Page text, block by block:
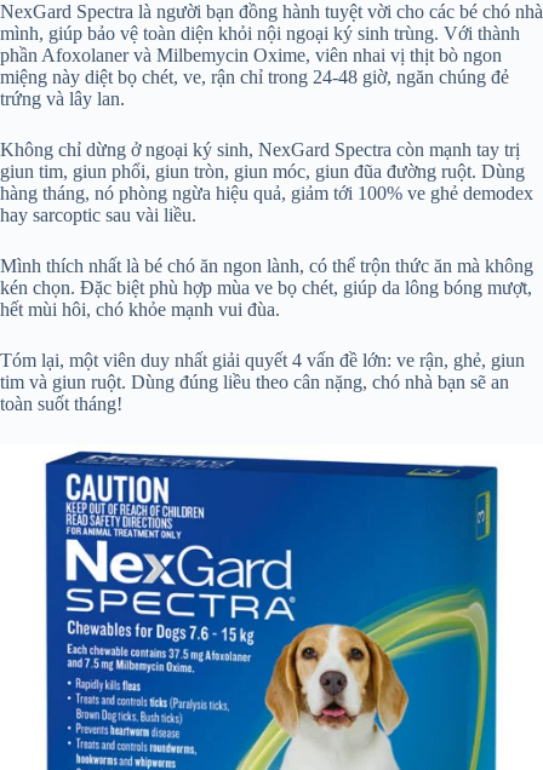
NexGard Spectra là người bạn đồng hành tuyệt vời cho các bé chó nhà
mình, giúp bảo vệ toàn diện khỏi nội ngoại ký sinh trùng. Với thành
phần Afoxolaner và Milbemycin Oxime, viên nhai vị thịt bò ngon
miệng này diệt bọ chét, ve, rận chỉ trong 24-48 giờ, ngăn chúng đẻ
trứng và lây lan.
Không chỉ dừng ở ngoại ký sinh, NexGard Spectra còn mạnh tay trị
giun tim, giun phổi, giun tròn, giun móc, giun đũa đường ruột. Dùng
hàng tháng, nó phòng ngừa hiệu quả, giảm tới 100% ve ghẻ demodex
hay sarcoptic sau vài liều.
Mình thích nhất là bé chó ăn ngon lành, có thể trộn thức ăn mà không
kén chọn. Đặc biệt phù hợp mùa ve bọ chét, giúp da lông bóng mượt,
hết mùi hôi, chó khỏe mạnh vui đùa.
Tóm lại, một viên duy nhất giải quyết 4 vấn đề lớn: ve rận, ghẻ, giun
tim và giun ruột. Dùng đúng liều theo cân nặng, chó nhà bạn sẽ an
toàn suốt tháng!